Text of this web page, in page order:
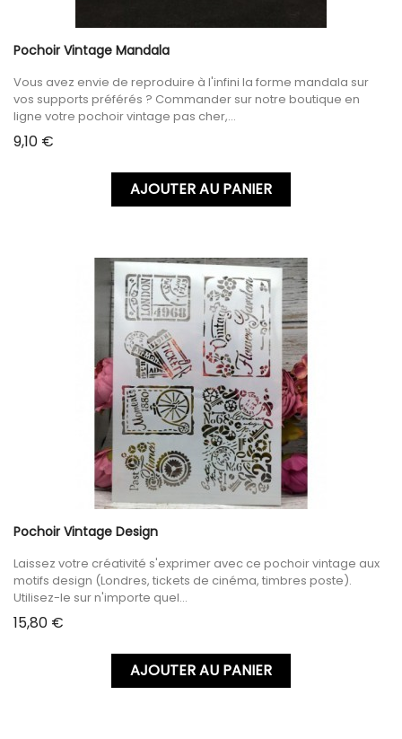
Pochoir Vintage Mandala
Vous avez envie de reproduire à l'infini la forme mandala sur
vos supports préférés ? Commander sur notre boutique en
ligne votre pochoir vintage pas cher,...
Prix
9,10 €
AJOUTER AU PANIER
Pochoir Vintage Design
Laissez votre créativité s'exprimer avec ce pochoir vintage aux
motifs design (Londres, tickets de cinéma, timbres poste).
Utilisez-le sur n'importe quel...
Prix
15,80 €
AJOUTER AU PANIER